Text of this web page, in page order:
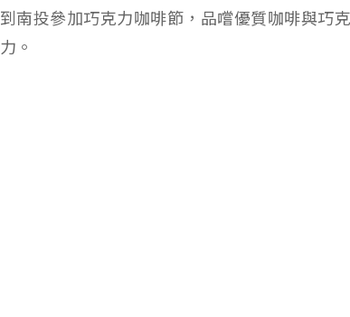
到南投參加巧克力咖啡節，品嚐優質咖啡與巧
力。